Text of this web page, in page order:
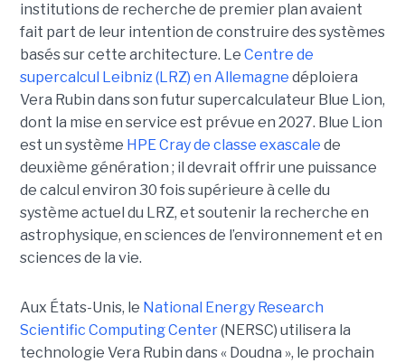
institutions de recherche de premier plan avaient
fait part de leur intention de construire des systèmes
basés sur cette architecture. Le Centre de
supercalcul Leibniz (LRZ) en Allemagne déploiera
Vera Rubin dans son futur supercalculateur Blue Lion,
dont la mise en service est prévue en 2027. Blue Lion
est un système HPE Cray de classe exascale de
deuxième génération ; il devrait offrir une puissance
de calcul environ 30 fois supérieure à celle du
système actuel du LRZ, et soutenir la recherche en
astrophysique, en sciences de l’environnement et en
sciences de la vie.
Aux États-Unis, le National Energy Research
Scientific Computing Center(NERSC) utilisera la
technologie Vera Rubin dans « Doudna », le prochain